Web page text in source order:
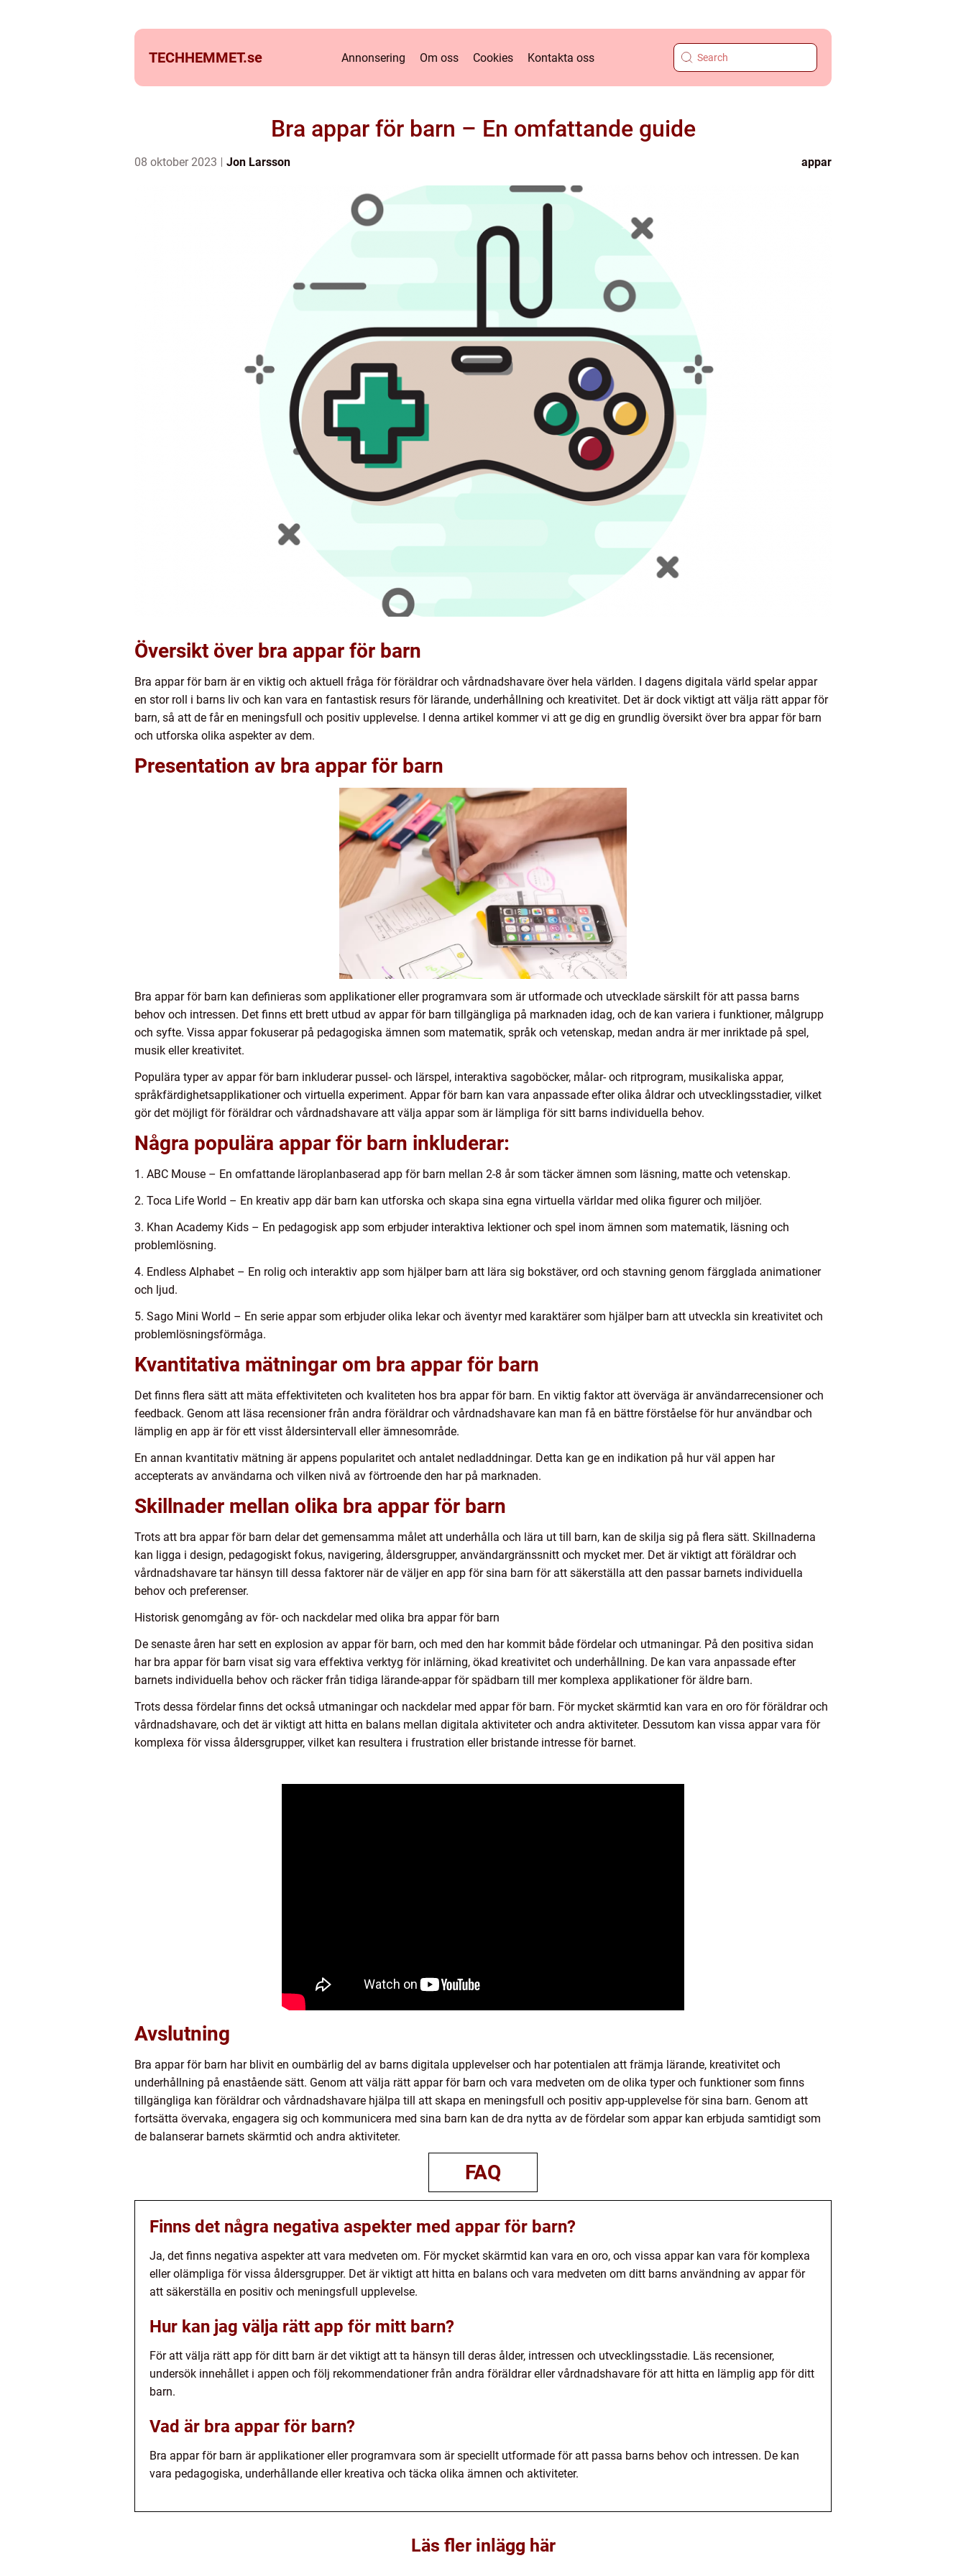
TECHHEMMET.se Annonsering Om oss Cookies Kontakta oss
Bra appar för barn – En omfattande guide
08 oktober 2023 Jon Larsson appar
Översikt över bra appar för barn
Bra appar för barn är en viktig och aktuell fråga för föräldrar och vårdnadshavare över hela världen. I dagens digitala värld spelar appar
en stor roll i barns liv och kan vara en fantastisk resurs för lärande, underhållning och kreativitet. Det är dock viktigt att välja rätt appar för
barn, så att de får en meningsfull och positiv upplevelse. I denna artikel kommer vi att ge dig en grundlig översikt över bra appar för barn
och utforska olika aspekter av dem.
Presentation av bra appar för barn
Bra appar för barn kan definieras som applikationer eller programvara som är utformade och utvecklade särskilt för att passa barns
behov och intressen. Det finns ett brett utbud av appar för barn tillgängliga på marknaden idag, och de kan variera i funktioner, målgrupp
och syfte. Vissa appar fokuserar på pedagogiska ämnen som matematik, språk och vetenskap, medan andra är mer inriktade på spel,
musik eller kreativitet.
Populära typer av appar för barn inkluderar pussel- och lärspel, interaktiva sagoböcker, målar- och ritprogram, musikaliska appar,
språkfärdighetsapplikationer och virtuella experiment. Appar för barn kan vara anpassade efter olika åldrar och utvecklingsstadier, vilket
gör det möjligt för föräldrar och vårdnadshavare att välja appar som är lämpliga för sitt barns individuella behov.
Några populära appar för barn inkluderar:
1. ABC Mouse – En omfattande läroplanbaserad app för barn mellan 2-8 år som täcker ämnen som läsning, matte och vetenskap.
2. Toca Life World – En kreativ app där barn kan utforska och skapa sina egna virtuella världar med olika figurer och miljöer.
3. Khan Academy Kids – En pedagogisk app som erbjuder interaktiva lektioner och spel inom ämnen som matematik, läsning och
problemlösning.
4. Endless Alphabet – En rolig och interaktiv app som hjälper barn att lära sig bokstäver, ord och stavning genom färgglada animationer
och ljud.
5. Sago Mini World – En serie appar som erbjuder olika lekar och äventyr med karaktärer som hjälper barn att utveckla sin kreativitet och
problemlösningsförmåga.
Kvantitativa mätningar om bra appar för barn
Det finns flera sätt att mäta effektiviteten och kvaliteten hos bra appar för barn. En viktig faktor att överväga är användarrecensioner och
feedback. Genom att läsa recensioner från andra föräldrar och vårdnadshavare kan man få en bättre förståelse för hur användbar och
lämplig en app är för ett visst åldersintervall eller ämnesområde.
En annan kvantitativ mätning är appens popularitet och antalet nedladdningar. Detta kan ge en indikation på hur väl appen har
accepterats av användarna och vilken nivå av förtroende den har på marknaden.
Skillnader mellan olika bra appar för barn
Trots att bra appar för barn delar det gemensamma målet att underhålla och lära ut till barn, kan de skilja sig på flera sätt. Skillnaderna
kan ligga i design, pedagogiskt fokus, navigering, åldersgrupper, användargränssnitt och mycket mer. Det är viktigt att föräldrar och
vårdnadshavare tar hänsyn till dessa faktorer när de väljer en app för sina barn för att säkerställa att den passar barnets individuella
behov och preferenser.
Historisk genomgång av för- och nackdelar med olika bra appar för barn
De senaste åren har sett en explosion av appar för barn, och med den har kommit både fördelar och utmaningar. På den positiva sidan
har bra appar för barn visat sig vara effektiva verktyg för inlärning, ökad kreativitet och underhållning. De kan vara anpassade efter
barnets individuella behov och räcker från tidiga lärande-appar för spädbarn till mer komplexa applikationer för äldre barn.
Trots dessa fördelar finns det också utmaningar och nackdelar med appar för barn. För mycket skärmtid kan vara en oro för föräldrar och
vårdnadshavare, och det är viktigt att hitta en balans mellan digitala aktiviteter och andra aktiviteter. Dessutom kan vissa appar vara för
komplexa för vissa åldersgrupper, vilket kan resultera i frustration eller bristande intresse för barnet.
Avslutning
Bra appar för barn har blivit en oumbärlig del av barns digitala upplevelser och har potentialen att främja lärande, kreativitet och
underhållning på enastående sätt. Genom att välja rätt appar för barn och vara medveten om de olika typer och funktioner som finns
tillgängliga kan föräldrar och vårdnadshavare hjälpa till att skapa en meningsfull och positiv app-upplevelse för sina barn. Genom att
fortsätta övervaka, engagera sig och kommunicera med sina barn kan de dra nytta av de fördelar som appar kan erbjuda samtidigt som
de balanserar barnets skärmtid och andra aktiviteter.
FAQ
Finns det några negativa aspekter med appar för barn?
Ja, det finns negativa aspekter att vara medveten om. För mycket skärmtid kan vara en oro, och vissa appar kan vara för komplexa
eller olämpliga för vissa åldersgrupper. Det är viktigt att hitta en balans och vara medveten om ditt barns användning av appar för
att säkerställa en positiv och meningsfull upplevelse.
Hur kan jag välja rätt app för mitt barn?
För att välja rätt app för ditt barn är det viktigt att ta hänsyn till deras ålder, intressen och utvecklingsstadie. Läs recensioner,
undersök innehållet i appen och följ rekommendationer från andra föräldrar eller vårdnadshavare för att hitta en lämplig app för ditt
barn.
Vad är bra appar för barn?
Bra appar för barn är applikationer eller programvara som är speciellt utformade för att passa barns behov och intressen. De kan
vara pedagogiska, underhållande eller kreativa och täcka olika ämnen och aktiviteter.
Läs fler inlägg här